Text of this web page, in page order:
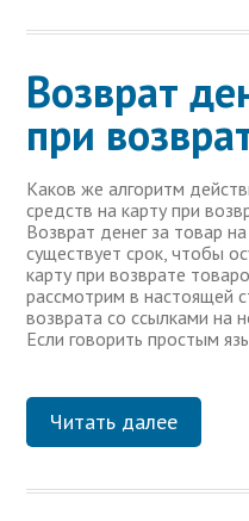
Возврат
при
Каков же алгоритм
средств на карту при
Возврат денег за товар
существует срок, чтобы
карту при возврате
рассмотрим в настоящей
возврата со ссылками на
Если говорить простым
Читать далее